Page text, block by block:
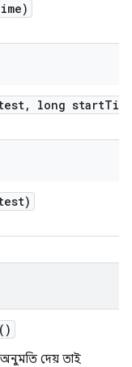
, long start
()
দেয় তাই